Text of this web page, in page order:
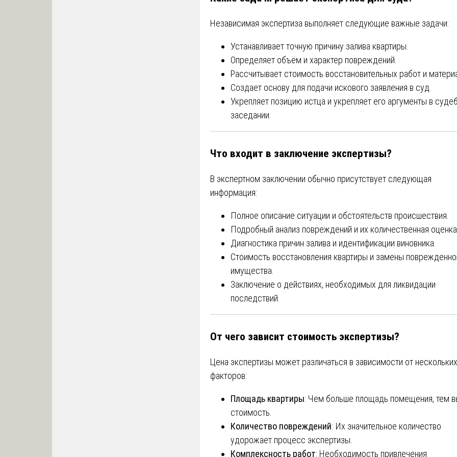
Независимая экспертиза выполняет следующие важные задачи:
Устанавливает точную причину залива квартиры.
Определяет объём и характер повреждений.
Рассчитывает стоимость восстановительных работ и
Создает основу для подачи искового заявления в суд.
Укрепляет позицию истца и укрепляет его аргументы в
заседании.
Что входит в заключение экспертизы?
В экспертном заключении обычно присутствует следующая
информация:
Полное описание ситуации и обстоятельств происшествия.
Подробный анализ повреждений и их количественная оценка.
Диагностика причин залива и идентификации виновника.
Стоимость восстановления квартиры и замены
имущества.
Заключение о действиях, необходимых для ликвидации
последствий.
От чего зависит стоимость экспертизы?
Цена экспертизы может различаться в зависимости от нескольких
факторов:
Площадь квартиры: Чем больше площадь помещения, тем
стоимость.
Количество повреждений: Их значительное количество
удорожает процесс экспертизы.
Комплексность работ: Необходимость привлечения